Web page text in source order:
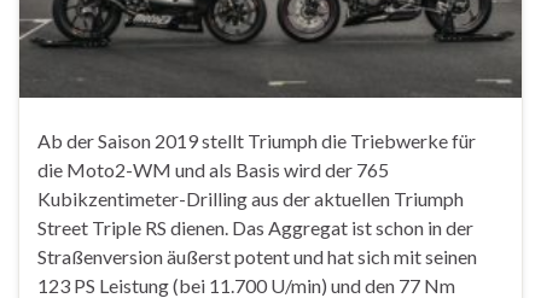
Ab der Saison 2019 stellt Triumph die Triebwerke für
die Moto2-WM und als Basis wird der 765
Kubikzentimeter-Drilling aus der aktuellen Triumph
Street Triple RS dienen. Das Aggregat ist schon in der
Straßenversion äußerst potent und hat sich mit seinen
123 PS Leistung (bei 11.700 U/min) und den 77 Nm